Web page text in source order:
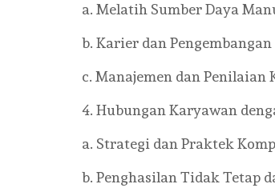
a. Melatih Sumber Daya
b. Karier dan Pengembangan
c. Manajemen dan Penilaian
4. Hubungan Karyawan
a. Strategi dan Praktek
b. Penghasilan Tidak Tetap